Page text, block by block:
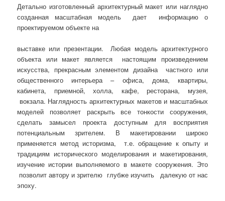
Детально изготовленный архитектурный макет или наглядно
созданная масштабная модель дает информацию о
проектируемом объекте на
выставке или презентации. Любая модель архитектурного
объекта или макет является настоящим произведением
искусства, прекрасным элементом дизайна частного или
общественного интерьера – офиса, дома, квартиры,
кабинета, приемной, холла, кафе, ресторана, музея,
вокзала. Наглядность архитектурных макетов и масштабных
моделей позволяет раскрыть все тонкости сооружения,
сделать замысел проекта доступным для восприятия
потенциальным зрителем. В макетировании широко
применяется метод историзма, т.е. обращение к опыту и
традициям исторического моделирования и макетирования,
изучение истории выполняемого в макете сооружения. Это
позволит автору и зрителю глубже изучить далекую от нас
эпоху.